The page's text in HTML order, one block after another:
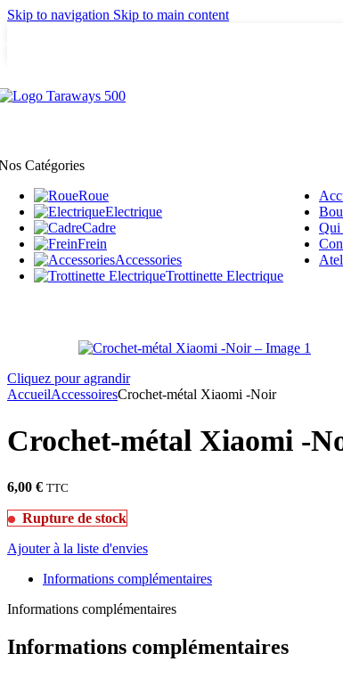
Skip to navigation Skip to main content
Catégories
Roue
Electrique
Cadre
Frein
Accessories
Trottinette Electrique
Qui
Cliquez pour agrandir
AccueilAccessoiresCrochet-métal Xiaomi -Noir
Crochet-métal Xiaomi -
6,00 € TTC
Rupture de stock
Ajouter à la liste d'envies
Informations complémentaires
Informations complémentaires
Informations complémentaires